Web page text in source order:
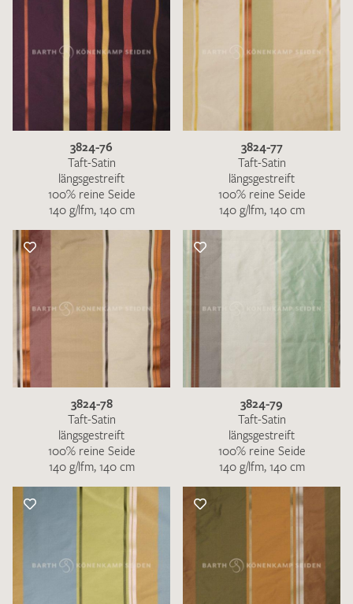
3824-76
Taft-Satin
längsgestreift
100% reine Seide
140 g/lfm, 140 cm
3824-77
Taft-Satin
längsgestreift
100% reine Seide
140 g/lfm, 140 cm
3824-78
Taft-Satin
längsgestreift
100% reine Seide
140 g/lfm, 140 cm
3824-79
Taft-Satin
längsgestreift
100% reine Seide
140 g/lfm, 140 cm